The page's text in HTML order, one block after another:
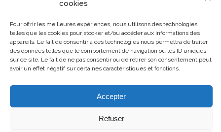
cookies
Pour offrir les meilleures expériences, nous utilisons des technologies
telles que les cookies pour stocker et/ou accéder aux informations des
appareils. Le fait de consentir à ces technologies nous permettra de traiter
des données telles que le comportement de navigation ou les ID uniques
sur ce site. Le fait de ne pas consentir ou de retirer son consentement peut
avoir un effet négatif sur certaines caractéristiques et fonctions.
Accepter
Refuser
Tous droits réservés @2019 CPRMV
| Centre de prévention de la
radicalisation menant à la violence
(CPRMV)